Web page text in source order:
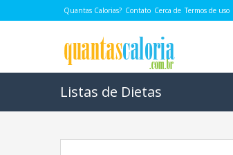
Quantas Calorias? Contato Cerca de Termos de uso
Listas de Dietas